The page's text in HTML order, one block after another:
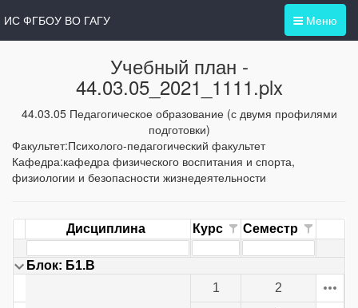
Меню
ИС ФГБОУ ВО ГАГУ
Учебный план -
44.03.05_2021_1111.plx
44.03.05 Педагогическое образование (с двумя профилями
подготовки)
Факультет:Психолого-педагогический факультет
Кафедра:кафедра физического воспитания и спорта,
физиологии и безопасности жизнедеятельности
Дисциплина Курс Семестр
Блок: Б1.В
1 2